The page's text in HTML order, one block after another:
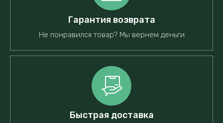
Гарантия возврата
Не понравился товар? Мы вернем деньги
Быстрая доставка